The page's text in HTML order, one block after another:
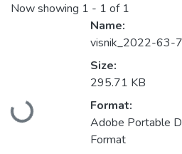
Now showing 1 - 1 of 1
Loading...
Name:
visnik_2022-63-
Size:
295.71 KB
Format:
Adobe Portable
Format